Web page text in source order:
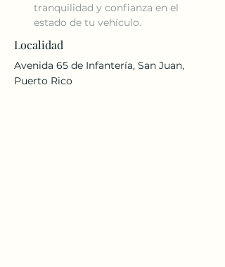
tranquilidad y confianza en el
estado de tu vehículo.
Localidad
Avenida 65 de Infantería, San Juan,
Puerto Rico